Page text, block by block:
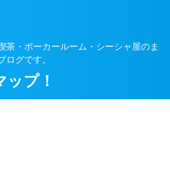
茶・ポーカールーム・シーシャ屋のま
ログです。
ップ！